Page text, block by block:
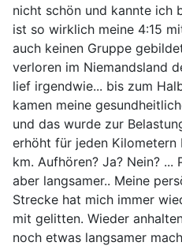
nicht schön und kannte ich
ist so wirklich meine 4:15
auch keinen Gruppe
verloren im Niemandsland
lief irgendwie... bis zum
kamen meine
und das wurde zur
erhöht für jeden
km. Aufhören? Ja? Nein? ...
aber langsamer.. Meine
Strecke hat mich immer
mit gelitten. Wieder
noch etwas langsamer